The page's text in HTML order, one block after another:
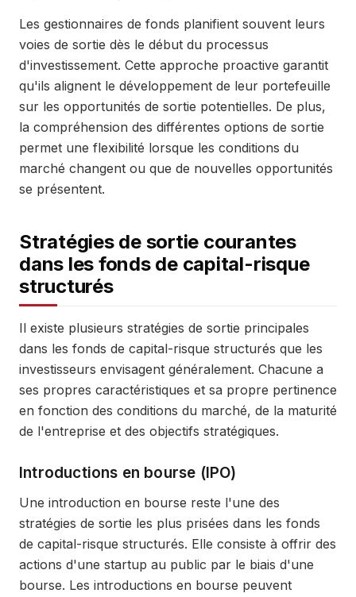
Les gestionnaires de fonds planifient souvent leurs
voies de sortie dès le début du processus
d'investissement. Cette approche proactive garantit
qu'ils alignent le développement de leur portefeuille
sur les opportunités de sortie potentielles. De plus,
la compréhension des différentes options de sortie
permet une flexibilité lorsque les conditions du
marché changent ou que de nouvelles opportunités
se présentent.
Stratégies de sortie courantes
dans les fonds de capital-risque
structurés
Il existe plusieurs stratégies de sortie principales
dans les fonds de capital-risque structurés que les
investisseurs envisagent généralement. Chacune a
ses propres caractéristiques et sa propre pertinence
en fonction des conditions du marché, de la maturité
de l'entreprise et des objectifs stratégiques.
Introductions en bourse (IPO)
Une introduction en bourse reste l'une des
stratégies de sortie les plus prisées dans les fonds
de capital-risque structurés. Elle consiste à offrir des
actions d'une startup au public par le biais d'une
bourse. Les introductions en bourse peuvent